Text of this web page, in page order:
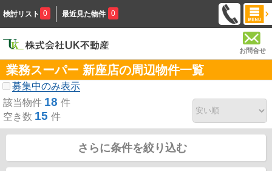
検討リスト 0 最近見た物件 0
お問合せ
業務スーパー 新座店の周辺物件一覧
募集中のみ表示
該当物件 18 件
空き数 15 件
さらに条件を絞り込む